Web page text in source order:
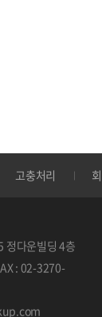
고충처리
정다운빌딩 4층
: 02-3270-